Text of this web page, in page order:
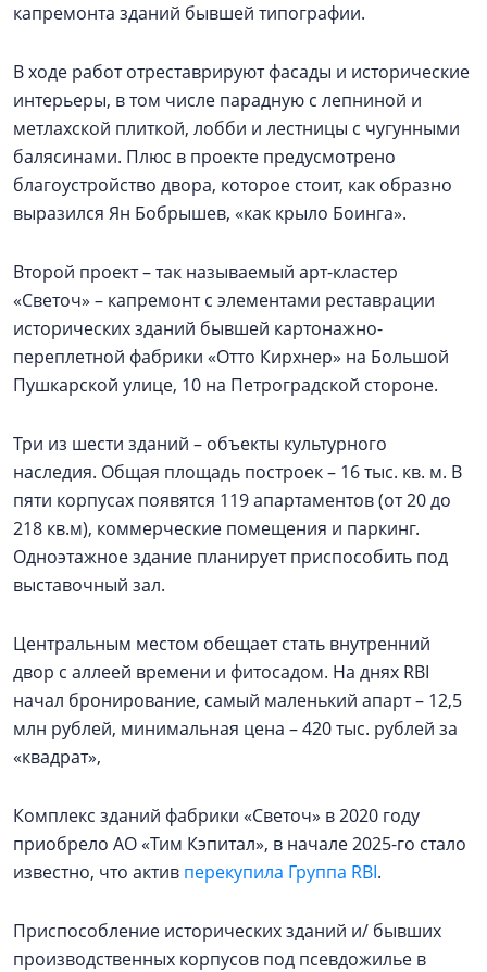
капремонта зданий бывшей типографии.
В ходе работ отреставрируют фасады и исторические
интерьеры, в том числе парадную с лепниной и
метлахской плиткой, лобби и лестницы с чугунными
балясинами. Плюс в проекте предусмотрено
благоустройство двора, которое стоит, как образно
выразился Ян Бобрышев, «как крыло Боинга».
Второй проект – так называемый арт-кластер
«Светоч» – капремонт с элементами реставрации
исторических зданий бывшей картонажно-
переплетной фабрики «Отто Кирхнер» на Большой
Пушкарской улице, 10 на Петроградской стороне.
Три из шести зданий – объекты культурного
наследия. Общая площадь построек – 16 тыс. кв. м. В
пяти корпусах появятся 119 апартаментов (от 20 до
218 кв.м), коммерческие помещения и паркинг.
Одноэтажное здание планирует приспособить под
выставочный зал.
Центральным местом обещает стать внутренний
двор с аллеей времени и фитосадом. На днях RBI
начал бронирование, самый маленький апарт – 12,5
млн рублей, минимальная цена – 420 тыс. рублей за
«квадрат»,
Комплекс зданий фабрики «Светоч» в 2020 году
приобрело АО «Тим Кэпитал», в начале 2025-го стало
известно, что актив перекупила Группа RBI.
Приспособление исторических зданий и/ бывших
производственных корпусов под псевдожилье в